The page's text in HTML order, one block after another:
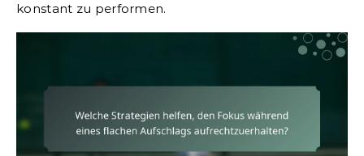
konstant zu performen.